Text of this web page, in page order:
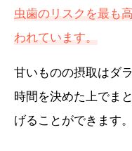
虫歯のリスクを最も
われています。
甘いものの摂取はダ
時間を決めた上でま
げることができます。